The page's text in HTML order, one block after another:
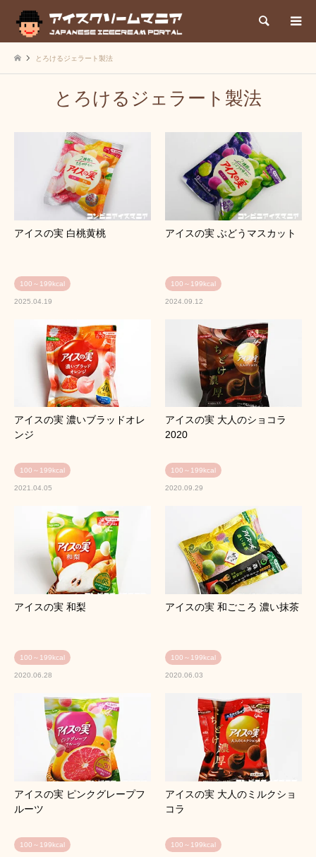
検索
とろけるジェラート製法
とろけるジェラート製法
アイスの実 白桃黄桃
100～199kcal
2025.04.19
アイスの実 ぶどうマスカット
100～199kcal
2024.09.12
アイスの実 濃いブラッドオレ
ンジ
100～199kcal
2021.04.05
アイスの実 大人のショコラ
2020
100～199kcal
2020.09.29
アイスの実 和梨
100～199kcal
2020.06.28
アイスの実 和ごころ 濃い抹茶
100～199kcal
2020.06.03
アイスの実 ピンクグレープフ
ルーツ
100～199kcal
アイスの実 大人のミルクショ
コラ
100～199kcal